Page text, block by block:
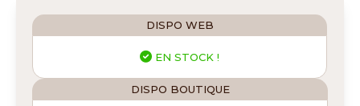
DISPO WEB
EN STOCK !
DISPO BOUTIQUE